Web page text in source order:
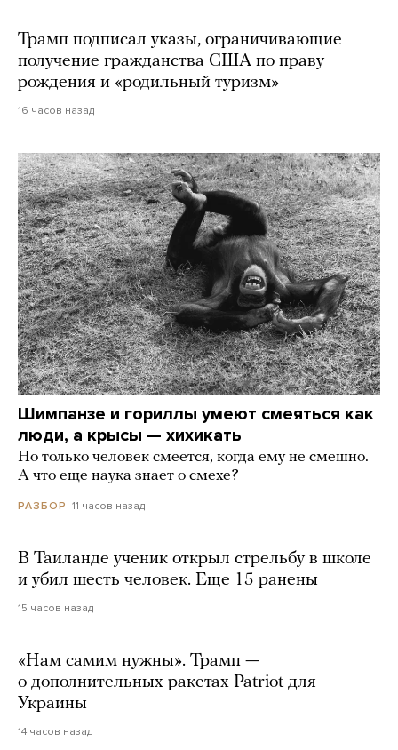
Трамп подписал указы, ограничивающие
получение гражданства США по праву
рождения и «родильный туризм»
16 часов назад
Шимпанзе и гориллы умеют смеяться как
люди, а крысы — хихикать
Но только человек смеется, когда ему не смешно.
А что еще наука знает о смехе?
РАЗБОР 11 часов назад
В Таиланде ученик открыл стрельбу в школе
и убил шесть человек. Еще 15 ранены
15 часов назад
«Нам самим нужны». Трамп —
о дополнительных ракетах Patriot для
Украины
14 часов назад